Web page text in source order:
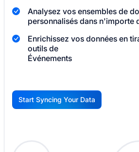
Analysez vos ensembles de
personnalisés dans n'importe
Enrichissez vos données en
outils de
Événements
G
Start Syncing Your Data